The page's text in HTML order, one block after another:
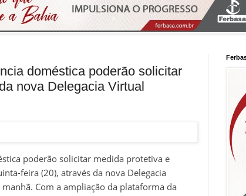
doméstica poderão solicitar
nova Delegacia Virtual
poderão solicitar medida protetiva e
feira (20), através da nova Delegacia
Com a ampliação da plataforma da